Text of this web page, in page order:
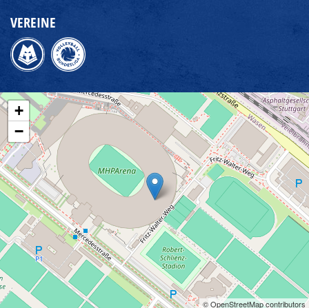
VEREINE
+
−
© OpenStreetMap contributors